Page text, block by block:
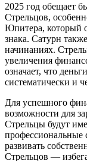
2025 год обещает
Стрельцов,
Юпитера, который
знака. Сатурн
начинаниях.
увеличения
означает, что
систематически и
Для успешного
возможности для
Стрельцы будут
профессиональные
развивать
Стрельцов —